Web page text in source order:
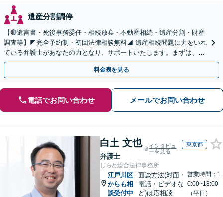
遺産分割調停
【🔴遺言書・死後事務委任・相続放棄・不動産相続・遺産分割・財産
調査等】◤完全予約制・初回法律相談無料◢ 遺産相続問題に力をいれ
ている弁護士があなたの力となり、サポートいたします。まずは、お
気軽にお問い合わせください。
料金表を見る
電話でお問い合わせ メールでお問い合わせ
白土 文也
弁護士
インタビュ
ーを見る
東京都
しらと総合法律事務所
江戸川区
からも相
談受付中
面談方法(対面・
電話・ビデオな
ど)は応相談
営業時間：1
0:00~18:00
（平日）